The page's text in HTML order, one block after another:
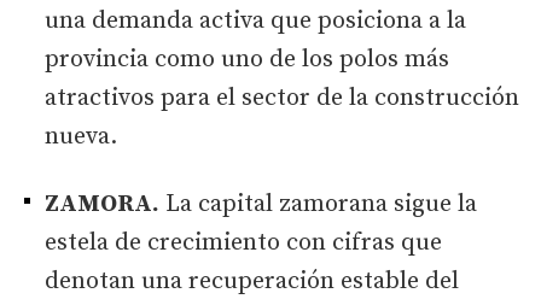
una demanda activa que posiciona a la
provincia como uno de los polos más
atractivos para el sector de la construcción
nueva.
ZAMORA. La capital zamorana sigue la
estela de crecimiento con cifras que
denotan una recuperación estable del